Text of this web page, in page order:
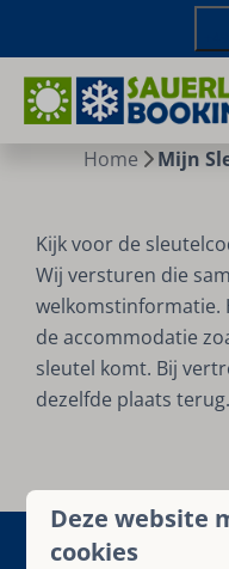
Home
Mijn
Kijk voor de
Wij versturen die
welkomstinformatie.
de accommodatie
sleutel komt. Bij
dezelfde plaats terug.
Deze website
cookies